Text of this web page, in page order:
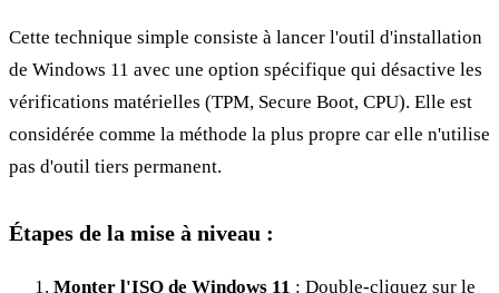
Cette technique simple consiste à lancer l'outil d'installation
de Windows 11 avec une option spécifique qui désactive les
vérifications matérielles (TPM, Secure Boot, CPU). Elle est
considérée comme la méthode la plus propre car elle n'utilise
pas d'outil tiers permanent.
Étapes de la mise à niveau :
Monter l'ISO de Windows 11 : Double-cliquez sur le